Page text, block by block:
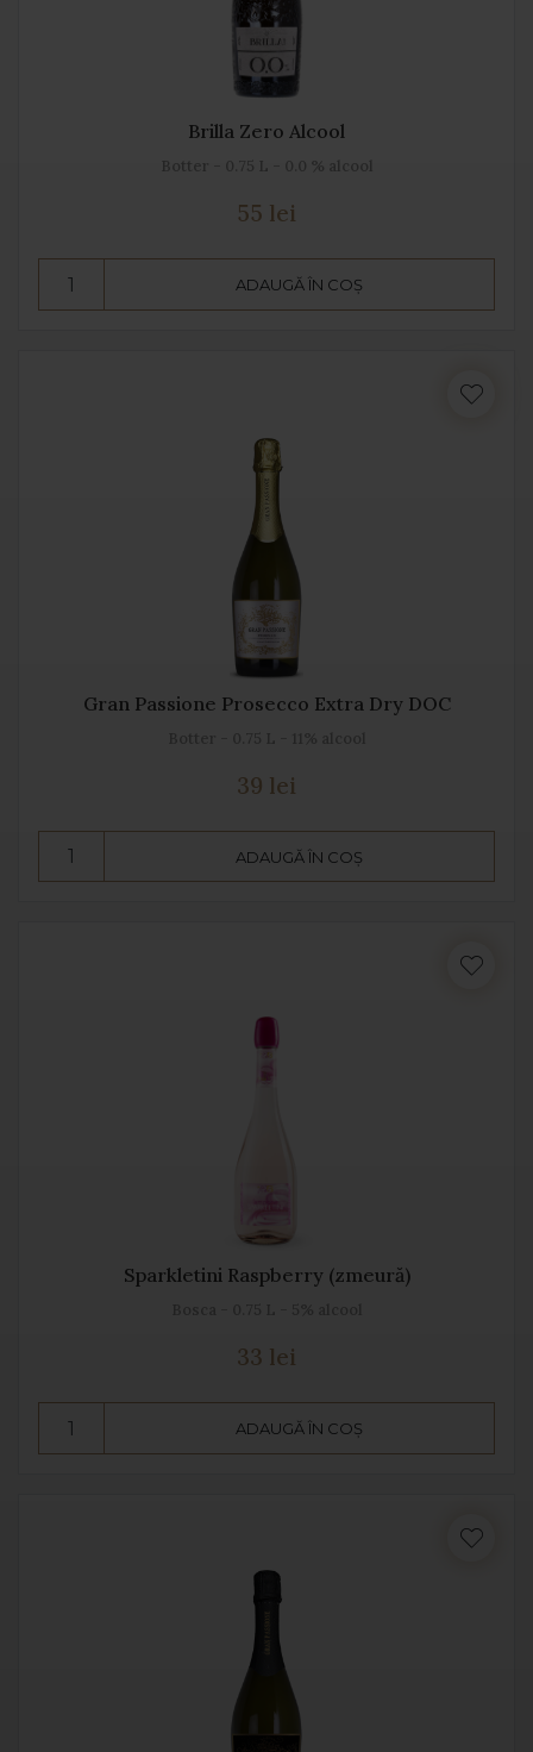
Brilla Zero Alcool
Botter - 0.75 L - 0.0 % alcool
55 lei
ADAUGĂ ÎN COȘ
Gran Passione Prosecco Extra Dry DOC
39 lei
ADAUGĂ ÎN COȘ
Sparkletini Raspberry (zmeură)
33 lei
ADAUGĂ ÎN COȘ